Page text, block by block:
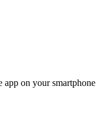
app on your smartphone